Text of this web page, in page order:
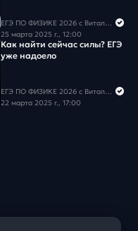
ЕГЭ ПО ФИЗИКЕ 2026 с Виталичем
25 марта 2025 г., 12:00
Как найти сейчас силы? ЕГЭ
уже надоело
ЕГЭ ПО ФИЗИКЕ 2026 с Виталичем
22 марта 2025 г., 17:00